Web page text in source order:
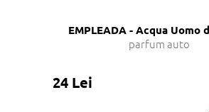
EMPLEADA - Acqua Uomo
parfum auto
24 Lei